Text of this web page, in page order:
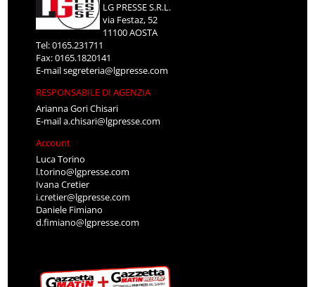
LG PRESSE S.R.L.
via Festaz, 52
11100 AOSTA
Tel: 0165.231711
Fax: 0165.1820141
E-mailsegreteria@lgpresse.com
RESPONSABILE DI AGENZIA
Arianna Gori Chisari
E-maila.chisari@lgpresse.com
Account
Luca Torino
l.torino@lgpresse.com
Ivana Cretier
i.cretier@lgpresse.com
Daniele Fimiano
d.fimiano@lgpresse.com